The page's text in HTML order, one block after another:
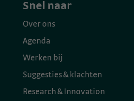
Snel naar
Over ons
Agenda
Werken bij
Suggesties & klachten
Research & Innovation